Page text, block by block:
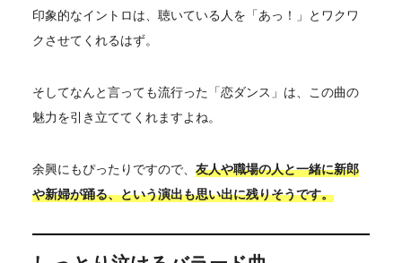
印象的なイントロは、聴いている人を「あっ！」とワクワ
クさせてくれるはず。
そしてなんと言っても流行った「恋ダンス」は、この曲の
魅力を引き立ててくれますよね。
余興にもぴったりですので、 友人や職場の人と一緒に新郎
や新婦が踊る、という演出も思い出に残りそうです。